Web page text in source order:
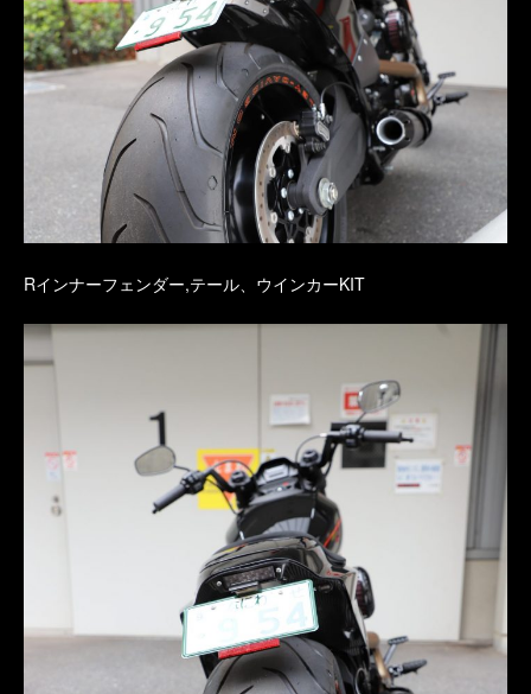
Rインナーフェンダー,テール、ウインカーKIT